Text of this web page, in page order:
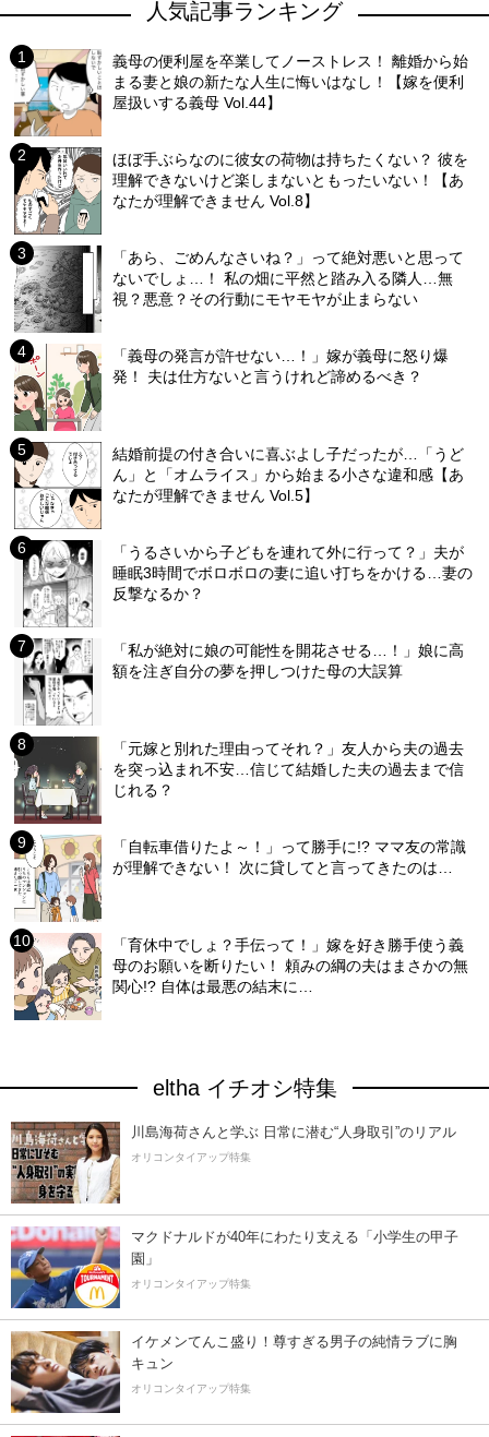
人気記事ランキング
義母の便利屋を卒業してノーストレス！ 離婚から始
まる妻と娘の新たな人生に悔いはなし！【嫁を便利
屋扱いする義母 Vol.44】
ほぼ手ぶらなのに彼女の荷物は持ちたくない？ 彼を
理解できないけど楽しまないともったいない！【あ
なたが理解できません Vol.8】
「あら、ごめんなさいね？」って絶対悪いと思って
ないでしょ…！ 私の畑に平然と踏み入る隣人…無
視？悪意？その行動にモヤモヤが止まらない
「義母の発言が許せない…！」嫁が義母に怒り爆
発！ 夫は仕方ないと言うけれど諦めるべき？
結婚前提の付き合いに喜ぶよし子だったが…「うど
ん」と「オムライス」から始まる小さな違和感【あ
なたが理解できません Vol.5】
「うるさいから子どもを連れて外に行って？」夫が
睡眠3時間でボロボロの妻に追い打ちをかける…妻の
反撃なるか？
「私が絶対に娘の可能性を開花させる…！」娘に高
額を注ぎ自分の夢を押しつけた母の大誤算
「元嫁と別れた理由ってそれ？」友人から夫の過去
を突っ込まれ不安…信じて結婚した夫の過去まで信
じれる？
「自転車借りたよ～！」って勝手に!? ママ友の常識
が理解できない！ 次に貸してと言ってきたのは…
「育休中でしょ？手伝って！」嫁を好き勝手使う義
母のお願いを断りたい！ 頼みの綱の夫はまさかの無
関心!? 自体は最悪の結末に…
eltha イチオシ特集
川島海荷さんと学ぶ 日常に潜む“人身取引”のリアル
オリコンタイアップ特集
マクドナルドが40年にわたり支える「小学生の甲子
園」
オリコンタイアップ特集
イケメンてんこ盛り！尊すぎる男子の純情ラブに胸
キュン
オリコンタイアップ特集